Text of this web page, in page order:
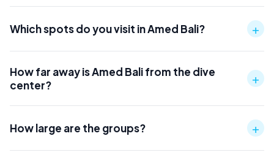
Which spots do you visit in Amed Bali? +
How far away is Amed Bali from the dive
center?
+
How large are the groups? +